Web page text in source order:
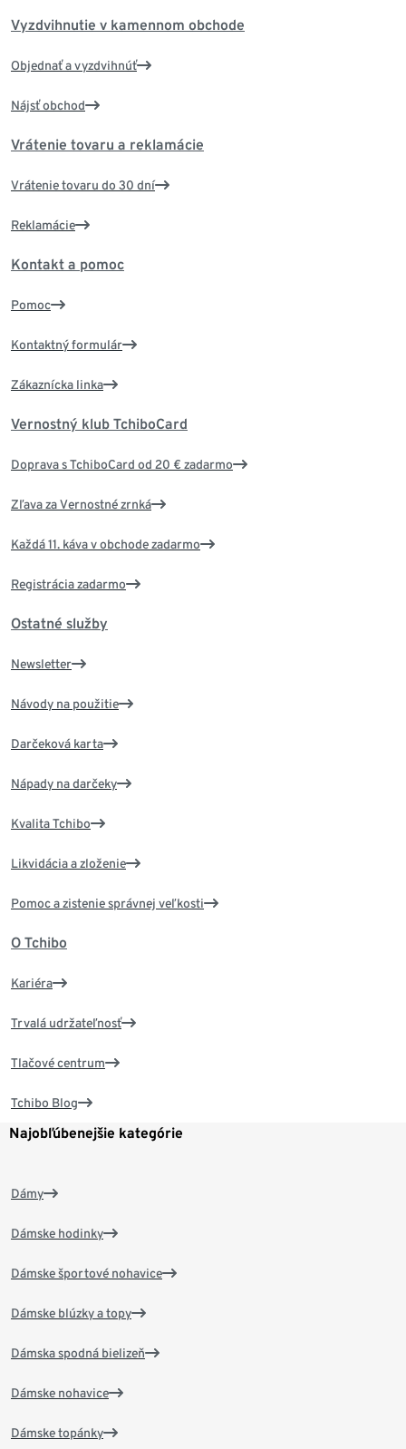
Vyzdvihnutie v kamennom obchode
Objednať a vyzdvihnúť
Nájsť obchod
Vrátenie tovaru a reklamácie
Vrátenie tovaru do 30 dní
Reklamácie
Kontakt a pomoc
Pomoc
Kontaktný formulár
Zákaznícka linka
Vernostný klub TchiboCard
Doprava s TchiboCard od 20 € zadarmo
Zľava za Vernostné zrnká
Každá 11. káva v obchode zadarmo
Registrácia zadarmo
Ostatné služby
Newsletter
Návody na použitie
Darčeková karta
Nápady na darčeky
Kvalita Tchibo
Likvidácia a zloženie
Pomoc a zistenie správnej veľkosti
O Tchibo
Kariéra
Trvalá udržateľnosť
Tlačové centrum
Tchibo Blog
Najobľúbenejšie kategórie
Dámy
Dámske hodinky
Dámske športové nohavice
Dámske blúzky a topy
Dámska spodná bielizeň
Dámske nohavice
Dámske topánky